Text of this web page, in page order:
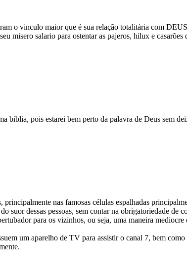
o vinculo maior que é sua relação totalitária com
misero salario para ostentar as pajeros, hilux e casarões
biblia, pois estarei bem perto da palavra de Deus sem
nas famosas células espalhadas
dessas pessoas, sem contar na obrigatoriedade de
para os vizinhos, ou seja, uma maneira
um aparelho de TV para assistir o canal 7, bem